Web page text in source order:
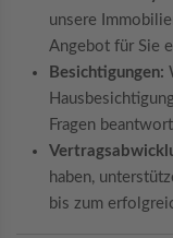
unsere
Angebot für Sie
Besichtigungen:
Fragen
haben,
bis zum